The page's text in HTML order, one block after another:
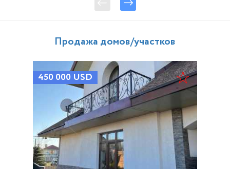
Продажа домов/участков
450 000 USD